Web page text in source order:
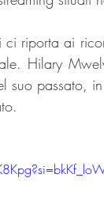
ci riporta ai
Hilary
suo passato,